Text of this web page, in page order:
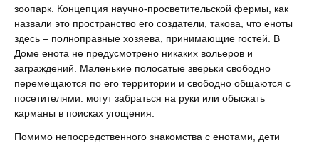
зоопарк. Концепция научно-просветительской фермы, как
назвали это пространство его создатели, такова, что еноты
здесь – полноправные хозяева, принимающие гостей. В
Доме енота не предусмотрено никаких вольеров и
заграждений. Маленькие полосатые зверьки свободно
перемещаются по его территории и свободно общаются с
посетителями: могут забраться на руки или обыскать
карманы в поисках угощения.
Помимо непосредственного знакомства с енотами, дети